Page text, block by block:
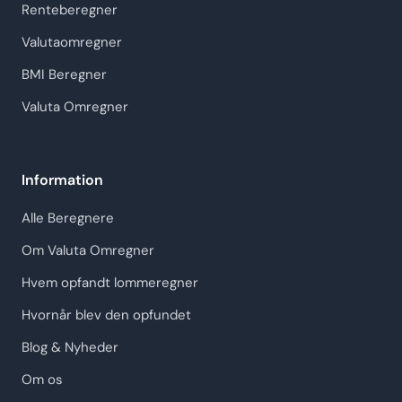
Renteberegner
Valutaomregner
BMI Beregner
Valuta Omregner
Information
Alle Beregnere
Om Valuta Omregner
Hvem opfandt lommeregner
Hvornår blev den opfundet
Blog & Nyheder
Om os